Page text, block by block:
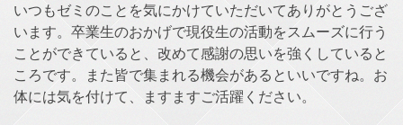
いつもゼミのことを気にかけていただいてありがとうござ
います。卒業生のおかげで現役生の活動をスムーズに行う
ことができていると、改めて感謝の思いを強くしていると
ころです。また皆で集まれる機会があるといいですね。お
体には気を付けて、ますますご活躍ください。